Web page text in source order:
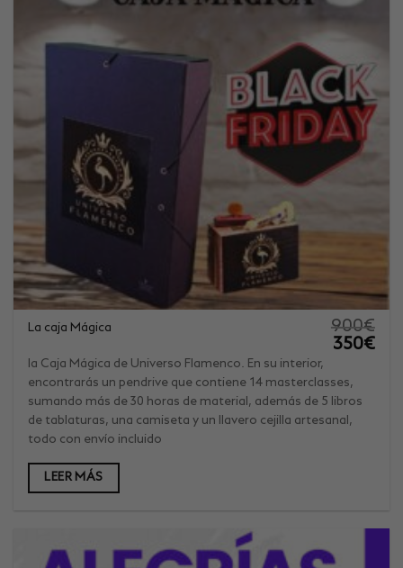
La caja Mágica 900€
El
precio
900€.
350€El
la Caja Mágica de Universo Flamenco. En su interior,
encontrarás un pendrive que contiene 14 masterclasses,
sumando más de 30 horas de material, además de 5 libros
de tablaturas, una camiseta y un llavero cejilla artesanal,
todo con envío incluido
LEER MÁS